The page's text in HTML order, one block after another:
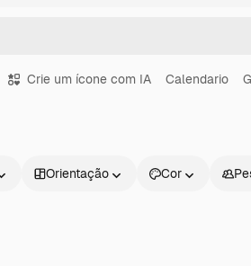
Crie um ícone com IA Calendario
Orientação Cor